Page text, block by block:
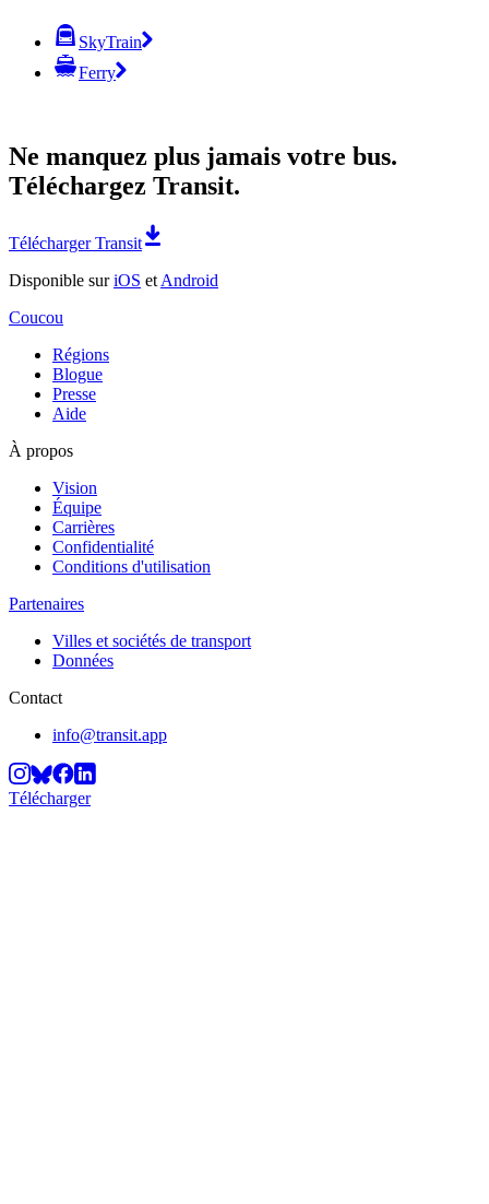
SkyTrain
Ferry
Ne manquez plus jamais votre bus.
Téléchargez Transit.
Télécharger Transit
Disponible suriOS et Android
Coucou
Régions
Blogue
Presse
Aide
À propos
Vision
Équipe
Carrières
Confidentialité
Conditions d'utilisation
Partenaires
Villes et sociétés de transport
Données
Contact
info@transit.app
Télécharger